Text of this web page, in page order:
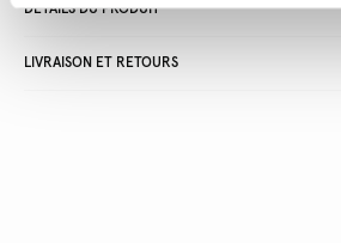
DÉTAILS DU PRODUIT
LIVRAISON ET RETOURS